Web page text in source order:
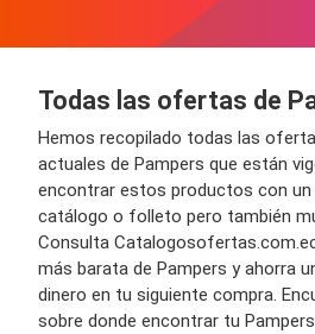
Todas las ofertas de
Hemos recopilado todas las
actuales de Pampers que están
encontrar estos productos con un
catálogo o folleto pero también
Consulta
más barata de Pampers y ahorra
dinero en tu siguiente compra.
sobre donde encontrar tu